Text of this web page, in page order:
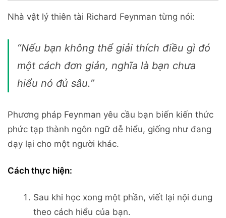
Nhà vật lý thiên tài Richard Feynman từng nói:
“Nếu bạn không thể giải thích điều gì đó
một cách đơn giản, nghĩa là bạn chưa
hiểu nó đủ sâu.”
Phương pháp Feynman yêu cầu bạn biến kiến thức
phức tạp thành ngôn ngữ dễ hiểu, giống như đang
dạy lại cho một người khác.
Cách thực hiện:
Sau khi học xong một phần, viết lại nội dung
theo cách hiểu của bạn.